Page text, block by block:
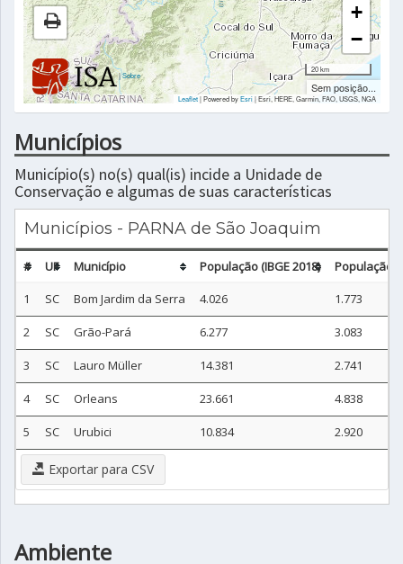
|Sobre
+
−
20 km
Sem posição...
Leaflet| Powered byEsri|Esri, HERE, Garmin, FAO, USGS, NGA
Municípios
Município(s) no(s) qual(is) incide a Unidade de
Conservação e algumas de suas características
Municípios - PARNA de São Joaquim
# UF Município População (IBGE 2018)
População
1
SC Bom Jardim da Serra 4.026 1.773
2 SC Grão-Pará 6.277 3.083
3 SC Lauro Müller 14.381 2.741
4 SC Orleans 23.661 4.838
5 SC Urubici 10.834 2.920
Exportar para CSV
Ambiente